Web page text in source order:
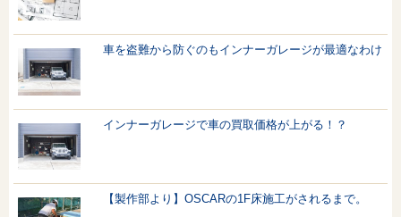
車を盗難から防ぐのもインナーガレージが最適なわけ
インナーガレージで車の買取価格が上がる！？
【製作部より】OSCARの1F床施工がされるまで。